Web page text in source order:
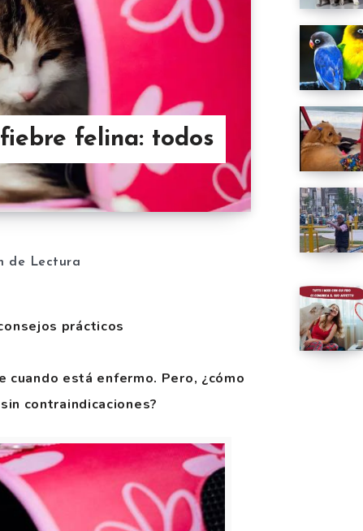
felina: todos
de Lectura
prácticos
está enfermo. Pero, ¿cómo
contraindicaciones?